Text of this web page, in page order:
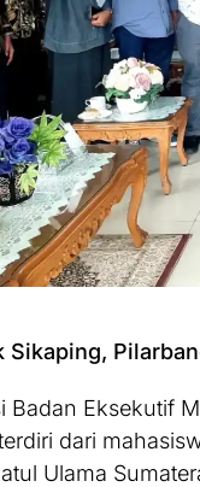
Sikaping,
Badan Eksekutif
dari
Ulama